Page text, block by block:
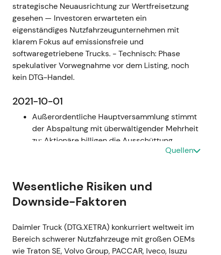
strategische Neuausrichtung zur Wertfreisetzung
gesehen — Investoren erwarteten ein
eigenständiges Nutzfahrzeugunternehmen mit
klarem Fokus auf emissionsfreie und
softwaregetriebene Trucks. - Technisch: Phase
spekulativer Vorwegnahme vor dem Listing, noch
kein DTG-Handel.
2021-10-01
Außerordentliche Hauptversammlung stimmt
der Abspaltung mit überwältigender Mehrheit
zu; Aktionäre billigen die Ausschüttung
(Mehrheitsbeteiligung an Daimler Truck geht
[13],[11]
Markteinschätzung: Das Vertrauen in die
Marktbewertung begann, eine eigenständige
Truck-These widerzuspiegeln — mit separater
Unternehmensführung und eigenem
Quellen
Wesentliche Risiken und
Downside-Faktoren
Daimler Truck (DTG.XETRA) konkurriert weltweit im
Bereich schwerer Nutzfahrzeuge mit großen OEMs
wie Traton SE, Volvo Group, PACCAR, Iveco, Isuzu